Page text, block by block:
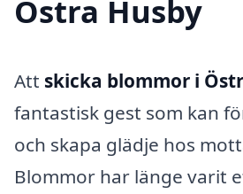
Östra Husby
Att skicka blommor i
fantastisk gest som kan
och skapa glädje hos
Blommor har länge varit